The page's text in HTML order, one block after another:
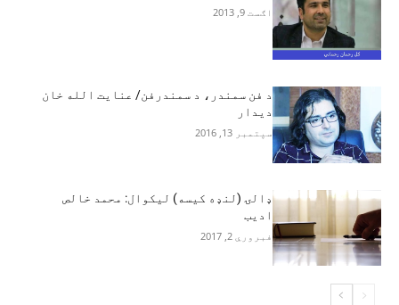
اګست 9, 2013
د فن سمندر، د سمندرفن/ عنایت الله خان
دیدار
سپتمبر 13, 2016
ډالۍ (لنډه کيسه) ليکوال: محمد خالص
اديب
فبروري 2, 2017